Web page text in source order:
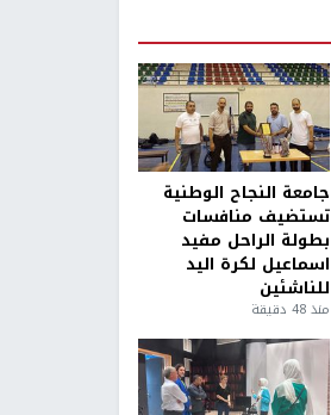
جامعة النجاح الوطنية
تستضيف منافسات
بطولة الراحل مفيد
اسماعيل لكرة اليد
للناشئين
منذ 48 دقيقة